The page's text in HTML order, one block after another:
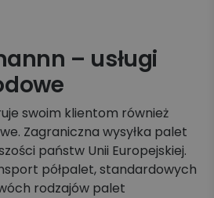
– usługi
swoim klientom również
Zagraniczna wysyłka palet
państw Unii Europejskiej.
półpalet, standardowych
rodzajów palet